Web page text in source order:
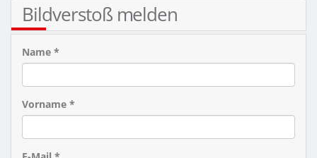
Bildverstoß melden
Name *
Vorname *